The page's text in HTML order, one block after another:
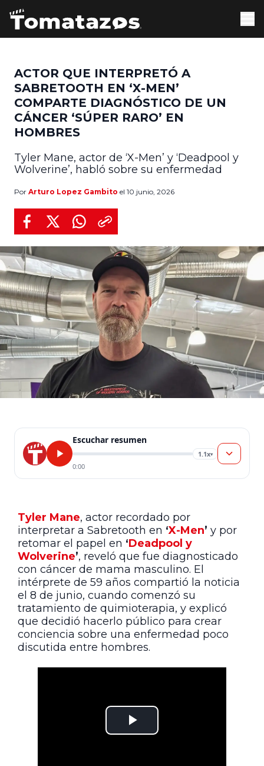
ACTOR QUE INTERPRETÓ A
SABRETOOTH EN ‘X-MEN’
COMPARTE DIAGNÓSTICO DE UN
CÁNCER ‘SÚPER RARO’ EN
HOMBRES
Tyler Mane, actor de ‘X-Men’ y ‘Deadpool y
Wolverine’, habló sobre su enfermedad
Por Arturo Lopez Gambito el 10 junio, 2026
Escuchar resumen
1.1x▾
0:00
Tyler Mane, actor recordado por
interpretar a Sabretooth en ‘X-Men’ y por
retomar el papel en ‘Deadpool y
Wolverine’, reveló que fue diagnosticado
con cáncer de mama masculino. El
intérprete de 59 años compartió la noticia
el 8 de junio, cuando comenzó su
tratamiento de quimioterapia, y explicó
que decidió hacerlo público para crear
conciencia sobre una enfermedad poco
discutida entre hombres.